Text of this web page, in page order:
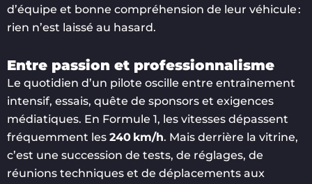
d’équipe et bonne compréhension de leur véhicule :
rien n’est laissé au hasard.
Entre passion et professionnalisme
Le quotidien d’un pilote oscille entre entraînement
intensif, essais, quête de sponsors et exigences
médiatiques. En Formule 1, les vitesses dépassent
fréquemment les 240 km/h. Mais derrière la vitrine,
c’est une succession de tests, de réglages, de
réunions techniques et de déplacements aux